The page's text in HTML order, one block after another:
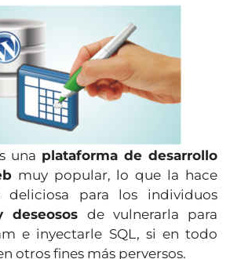
una plataforma de desarrollo
muy popular, lo que la hace
deliciosa para los individuos
deseosos de vulnerarla para
e inyectarle SQL, si en todo
otros fines más perversos.